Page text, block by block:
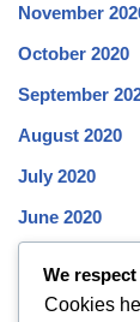
November
October 2020
September
August 2020
July 2020
June 2020
April 2020
We
Cookies